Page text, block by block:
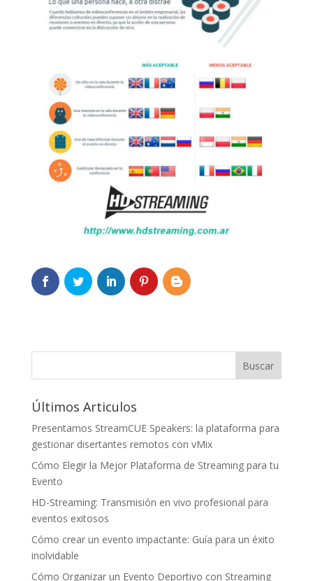
Últimos Articulos
Presentamos StreamCUE Speakers: la plataforma para
gestionar disertantes remotos con vMix
Cómo Elegir la Mejor Plataforma de Streaming para tu
Evento
HD-Streaming: Transmisión en vivo profesional para
eventos exitosos
Cómo crear un evento impactante: Guía para un éxito
inolvidable
Cómo Organizar un Evento Deportivo con Streaming